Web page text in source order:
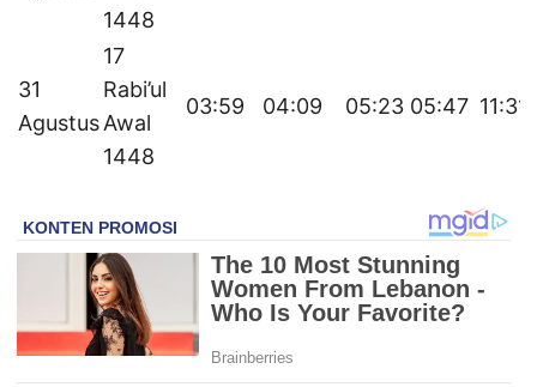
1448
31
Agustus
17
Rabi’ul
Awal
1448
03:59 04:09 05:23 05:47 11:31